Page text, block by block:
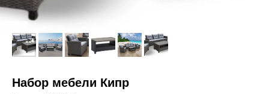
Набор мебели Кипр